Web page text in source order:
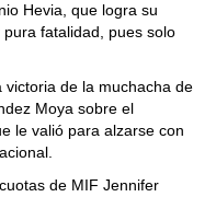
Hevia, que logra su
fatalidad, pues solo
de la muchacha de
Moya sobre el
le valió para alzarse con
de MIF Jennifer